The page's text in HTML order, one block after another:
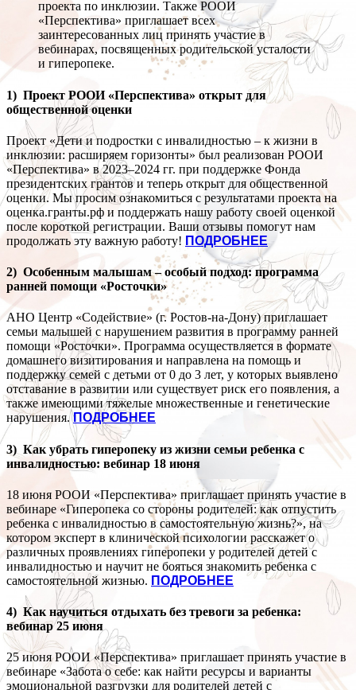
проекта по инклюзии. Также РООИ
«Перспектива» приглашает всех
заинтересованных лиц принять участие в
вебинарах, посвященных родительской усталости
и гиперопеке.
1) Проект РООИ «Перспектива» открыт для
общественной оценки
Проект «Дети и подростки с инвалидностью – к жизни в
инклюзии: расширяем горизонты» был реализован РООИ
«Перспектива» в 2023–2024 гг. при поддержке Фонда
президентских грантов и теперь открыт для общественной
оценки. Мы просим ознакомиться с результатами проекта на
оценка.гранты.рф и поддержать нашу работу своей оценкой
после короткой регистрации. Ваши отзывы помогут нам
продолжать эту важную работу! ПОДРОБНЕЕ
2) Особенным малышам – особый подход: программа
ранней помощи «Росточки»
АНО Центр «Содействие» (г. Ростов-на-Дону) приглашает
семьи малышей с нарушением развития в программу ранней
помощи «Росточки». Программа осуществляется в формате
домашнего визитирования и направлена на помощь и
поддержку семей с детьми от 0 до 3 лет, у которых выявлено
отставание в развитии или существует риск его появления, а
также имеющими тяжелые множественные и генетические
нарушения.ПОДРОБНЕЕ
3) Как убрать гиперопеку из жизни семьи ребенка с
инвалидностью: вебинар 18 июня
18 июня РООИ «Перспектива» приглашает принять участие в
вебинаре «Гиперопека со стороны родителей: как отпустить
ребенка с инвалидностью в самостоятельную жизнь?», на
котором эксперт в клинической психологии расскажет о
различных проявлениях гиперопеки у родителей детей с
инвалидностью и научит не бояться знакомить ребенка с
самостоятельной жизнью. ПОДРОБНЕЕ
4) Как научиться отдыхать без тревоги за ребенка:
вебинар 25 июня
25 июня РООИ «Перспектива» приглашает принять участие в
вебинаре «Забота о себе: как найти ресурсы и варианты
эмоциональной разгрузки для родителей детей с